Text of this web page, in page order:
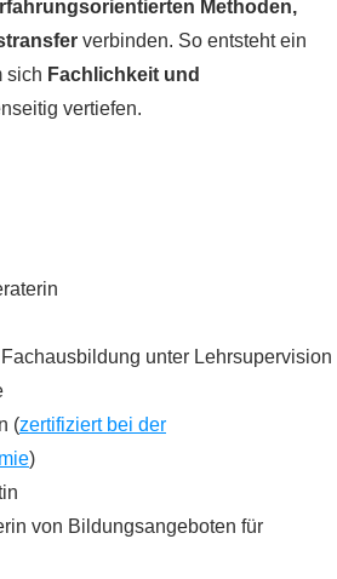
Methoden,
verbinden. So entsteht ein
sich Fachlichkeit und
vertiefen.
unter Lehrsupervision
(zertifiziert bei der
)
von Bildungsangeboten für